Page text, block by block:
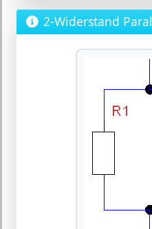
2-Widerstand